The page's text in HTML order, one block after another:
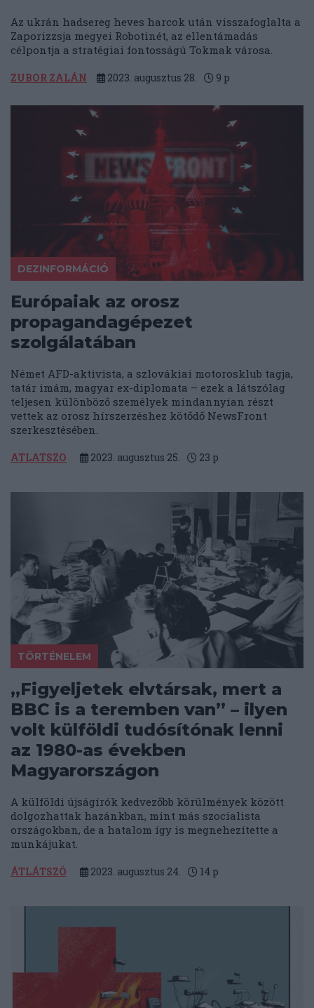
Az ukrán hadsereg heves harcok után visszafoglalta a
Zaporizzsja megyei Robotinét, az ellentámadás
célpontja a stratégiai fontosságú Tokmak városa.
ZUBOR ZALÁN 2023. augusztus 28. 9 p
DEZINFORMÁCIÓ
Európaiak az orosz
propagandagépezet
szolgálatában
Német AFD-aktivista, a szlovákiai motorosklub tagja,
tatár imám, magyar ex-diplomata – ezek a látszólag
teljesen különböző személyek mindannyian részt
vettek az orosz hírszerzéshez kötődő NewsFront
szerkesztésében.
ATLATSZO 2023. augusztus 25. 23 p
TÖRTÉNELEM
„Figyeljetek elvtársak, mert a
BBC is a teremben van” – ilyen
volt külföldi tudósítónak lenni
az 1980-as években
Magyarországon
A külföldi újságírók kedvezőbb körülmények között
dolgozhattak hazánkban, mint más szocialista
országokban, de a hatalom így is megnehezítette a
munkájukat.
ÁTLÁTSZÓ 2023. augusztus 24. 14 p